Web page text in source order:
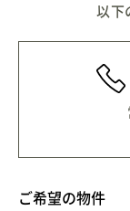
以下
ご希望の物件